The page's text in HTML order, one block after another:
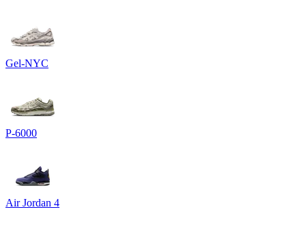
Gel-NYC
P-6000
Air Jordan 4